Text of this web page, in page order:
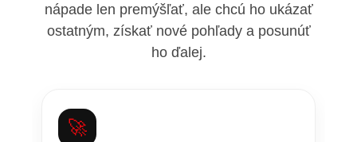
nápade len premýšľať, ale chcú ho ukázať
ostatným, získať nové pohľady a posunúť
ho ďalej.
🚀